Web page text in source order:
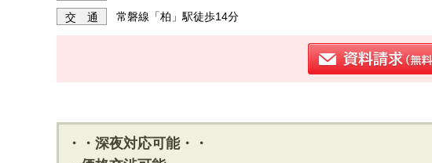
交 通 常磐線「柏」駅徒歩14分
・・深夜対応可能・・